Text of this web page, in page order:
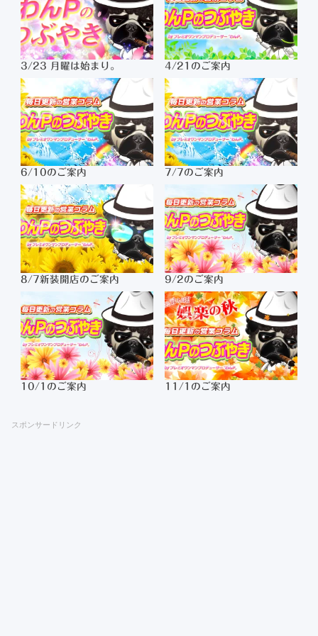
3/23 月曜は始まり。 4/21のご案内
6/10のご案内 7/7のご案内
8/7新装開店のご案内 9/2のご案内
10/1のご案内 11/1のご案内
スポンサードリンク